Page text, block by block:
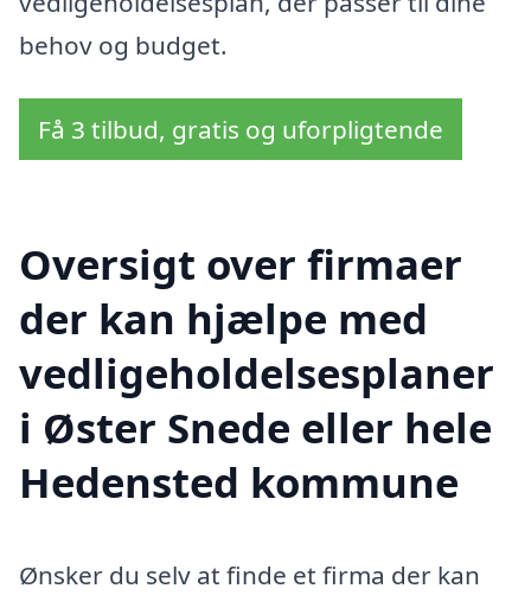
behov og budget.
Få 3 tilbud, gratis og uforpligtende
Oversigt over firmaer
der kan hjælpe med
vedligeholdelsesplaner
i Øster Snede eller hele
Hedensted kommune
Ønsker du selv at finde et firma der kan